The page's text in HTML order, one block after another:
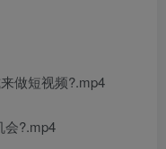
做短视频?.mp4
会?.mp4